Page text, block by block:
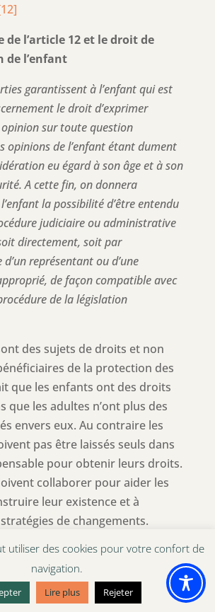
de l’article 12 et le droit de
l’enfant
garantissent à l’enfant qui est
le droit d’exprimer
sur toute question
opinions de l’enfant étant dument
eu égard à son âge et à son
A cette fin, on donnera
la possibilité d’être entendu
judiciaire ou administrative
directement, soit par
représentant ou d’une
de façon compatible avec
de la législation
des sujets de droits et non
de la protection des
que les enfants ont des droits
que les adultes n’ont plus des
envers eux. Au contraire les
pas être laissés seuls dans
pour obtenir leurs droits.
collaborer pour aider les
leur existence et à
de changements.
donne pas aux enfants le droit à
la possibilité d’avoir un rôle
propre existence et de participer
qui le concernent.
utiliser des cookies pour votre confort de
navigation.
Lire plus Rejeter